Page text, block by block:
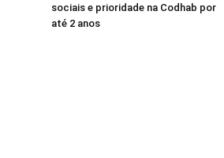
sociais e prioridade na Codhab por
até 2 anos